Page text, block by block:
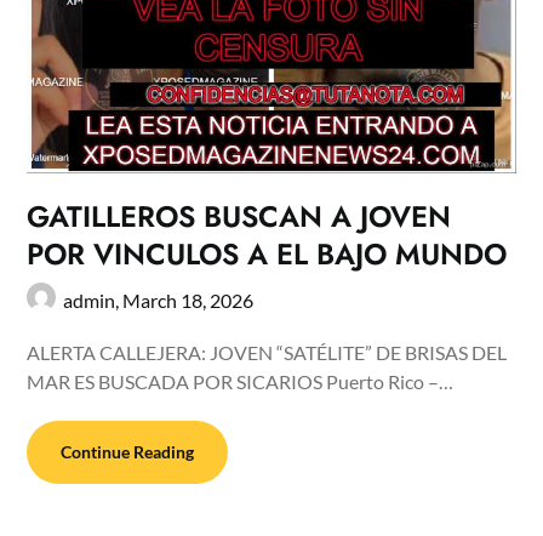
GATILLEROS BUSCAN A JOVEN
POR VINCULOS A EL BAJO MUNDO
admin, March 18, 2026
ALERTA CALLEJERA: JOVEN “SATÉLITE” DE BRISAS DEL
MAR ES BUSCADA POR SICARIOS Puerto Rico –…
Continue Reading